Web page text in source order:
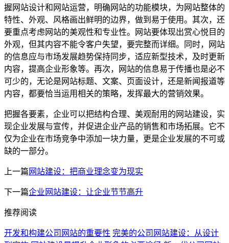
握网站设计和网站运营，明确网站的功能模块，为网站整体的
特性、外观、风格画出鲜明的边界，做到易于使用。其次，还
要重点考虑网站的美观性和专业性。网站要体现出赏心悦目的
外观，但其内容不能令客户失望，要完整而详细。同时，网站
的信息应与市场发展趋势保持同步，适应新型技术，及时更新
内容，提高企业形象等。再次，网站的信息易于传播也是必不
可少的，无论是网站标题、文案、页面设计，还是新闻报道等
内容，都要恰当运用相关的策略，发挥最大的营销效果。
把握各要素，企业可以把结构合理、美观耐用的网站建设，实
现企业发展与宣传，并促进企业产品的销售和市场拓展。它不
仅为企业在市场竞争中添加一块力量，更是企业发展的不可或
缺的一部分。
上一篇 网站建设：把商业理念变为现实
下一篇企业网站建设：让企业节节高升
推荐阅读
开发和构建公司网站的重要性 完美的公司网站建设：从设计